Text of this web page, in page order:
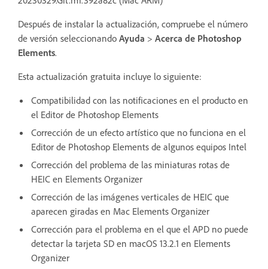
Después de instalar la actualización, compruebe el número
de versión seleccionando Ayuda > Acerca de Photoshop
Elements.
Esta actualización gratuita incluye lo siguiente:
Compatibilidad con las notificaciones en el producto en
el Editor de Photoshop Elements
Corrección de un efecto artístico que no funciona en el
Editor de Photoshop Elements de algunos equipos Intel
Corrección del problema de las miniaturas rotas de
HEIC en Elements Organizer
Corrección de las imágenes verticales de HEIC que
aparecen giradas en Mac Elements Organizer
Corrección para el problema en el que el APD no puede
detectar la tarjeta SD en macOS 13.2.1 en Elements
Organizer